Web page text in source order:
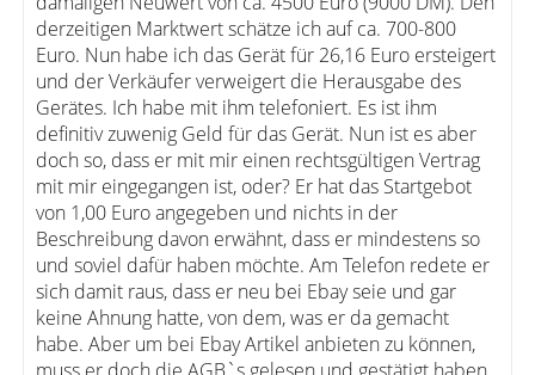
derzeitigen Marktwert schätze ich auf ca. 700-800
Euro. Nun habe ich das Gerät für 26,16 Euro ersteigert
und der Verkäufer verweigert die Herausgabe des
Gerätes. Ich habe mit ihm telefoniert. Es ist ihm
definitiv zuwenig Geld für das Gerät. Nun ist es aber
doch so, dass er mit mir einen rechtsgültigen Vertrag
mit mir eingegangen ist, oder? Er hat das Startgebot
von 1,00 Euro angegeben und nichts in der
Beschreibung davon erwähnt, dass er mindestens so
und soviel dafür haben möchte. Am Telefon redete er
sich damit raus, dass er neu bei Ebay seie und gar
keine Ahnung hatte, von dem, was er da gemacht
habe. Aber um bei Ebay Artikel anbieten zu können,